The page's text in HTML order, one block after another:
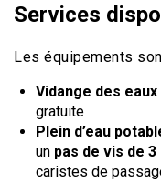
Services
Les équipements
Vidange des
gratuite
Plein d’eau
un pas de vis de 3
caristes de